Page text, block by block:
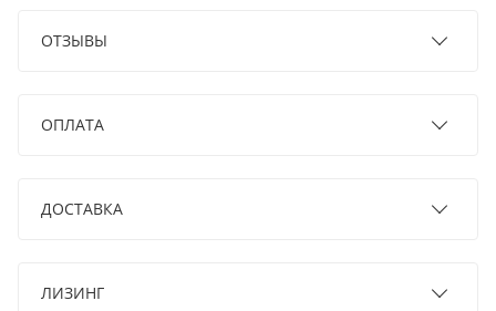
ОТЗЫВЫ
ОПЛАТА
ДОСТАВКА
ЛИЗИНГ